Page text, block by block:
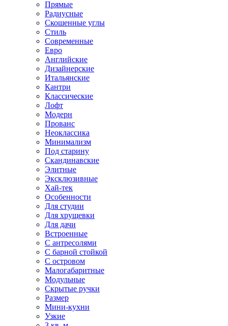
Прямые
Радиусные
Скошенные углы
Стиль
Современные
Евро
Английские
Дизайнерские
Итальянские
Кантри
Классические
Лофт
Модерн
Прованс
Неоклассика
Минимализм
Под старину
Скандинавские
Элитные
Эксклюзивные
Хай-тек
Особенности
Для студии
Для хрущевки
Для дачи
Встроенные
С антресолями
С барной стойкой
С островом
Малогабаритные
Модульные
Скрытые ручки
Размер
Мини-кухни
Узкие